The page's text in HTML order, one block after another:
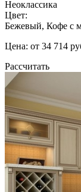
Неоклассика
Цвет:
Бежевый, Кофе с
Цена: от 34 714
Рассчитать